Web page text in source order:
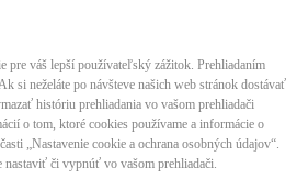
pre váš lepší používateľský zážitok. Prehliadaním
si neželáte po návšteve našich web stránok dostávať
históriu prehliadania vo vašom prehliadači
o tom, ktoré cookies používame a informácie o
„Nastavenie cookie a ochrana osobných údajov“.
nastaviť či vypnúť vo vašom prehliadači.